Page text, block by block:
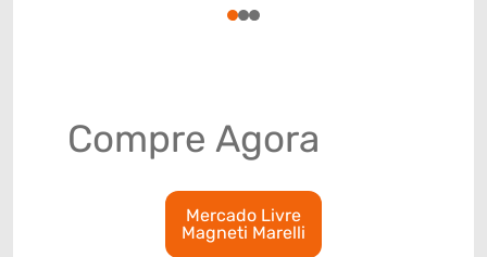
123
Compre Agora
Mercado Livre
Magneti Marelli